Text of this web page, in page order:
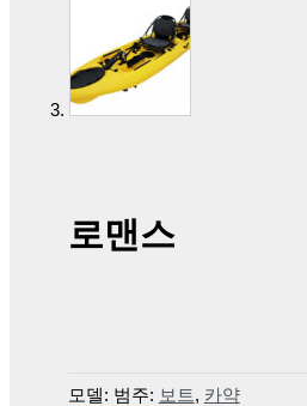
로맨스
모델: 범주: 보트, 카약